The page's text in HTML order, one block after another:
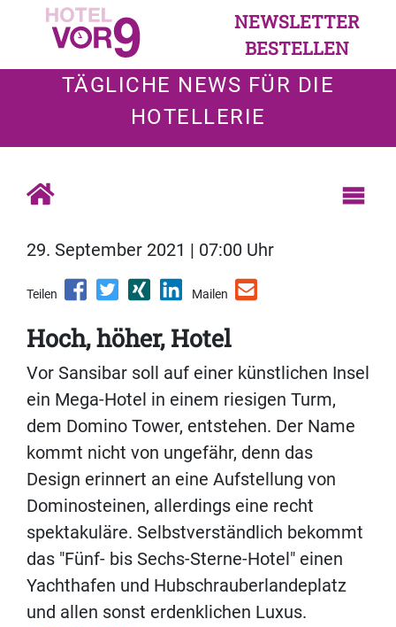
NEWSLETTER
BESTELLEN
TÄGLICHE NEWS FÜR DIE
HOTELLERIE
29. September 2021 | 07:00 Uhr
Teilen Mailen
Hoch, höher, Hotel
Vor Sansibar soll auf einer künstlichen Insel
ein Mega-Hotel in einem riesigen Turm,
dem Domino Tower, entstehen. Der Name
kommt nicht von ungefähr, denn das
Design erinnert an eine Aufstellung von
Dominosteinen, allerdings eine recht
spektakuläre. Selbstverständlich bekommt
das "Fünf- bis Sechs-Sterne-Hotel" einen
Yachthafen und Hubschrauberlandeplatz
und allen sonst erdenklichen Luxus.